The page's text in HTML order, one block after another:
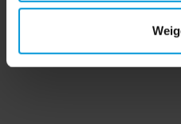
Schrijf als eerste voor